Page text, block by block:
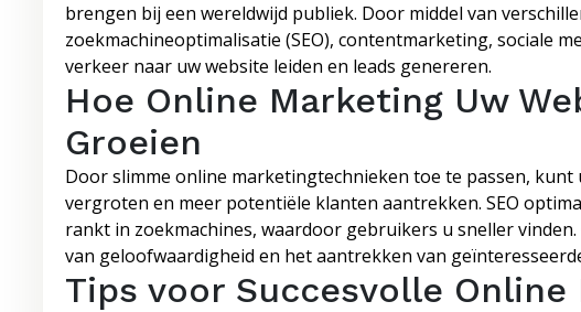
brengen bij een wereldwijd publiek. Door middel van
zoekmachineoptimalisatie (SEO), contentmarketing, sociale
verkeer naar uw website leiden en leads genereren.
Hoe Online Marketing Uw
Groeien
Door slimme online marketingtechnieken toe te passen, kunt
vergroten en meer potentiële klanten aantrekken. SEO
rankt in zoekmachines, waardoor gebruikers u sneller
van geloofwaardigheid en het aantrekken van
Tips voor Succesvolle